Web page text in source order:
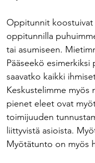
Oppitunnit koostuivat
oppitunnilla
tai asumiseen.
Pääseekö
saavatko kaikki
Keskustelimme myös
pienet eleet ovat
toimijuuden
liittyvistä asioista.
Myötätunto on myös